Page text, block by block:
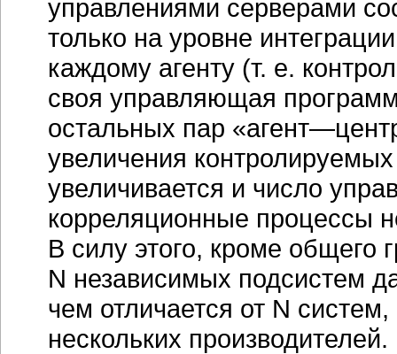
управлениями серверами
только на уровне
каждому агенту (т. е.
своя управляющая
остальных пар «
увеличения
увеличивается и число
корреляционные процессы
В силу этого, кроме общего
N независимых подсистем
чем отличается от N
нескольких производителей.